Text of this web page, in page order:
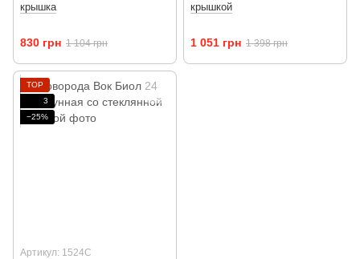
крышка
830 грн 1 104 грн
крышкой
1 051 грн 1 398 грн
TOP
3
−25%
Артикул: 1524C